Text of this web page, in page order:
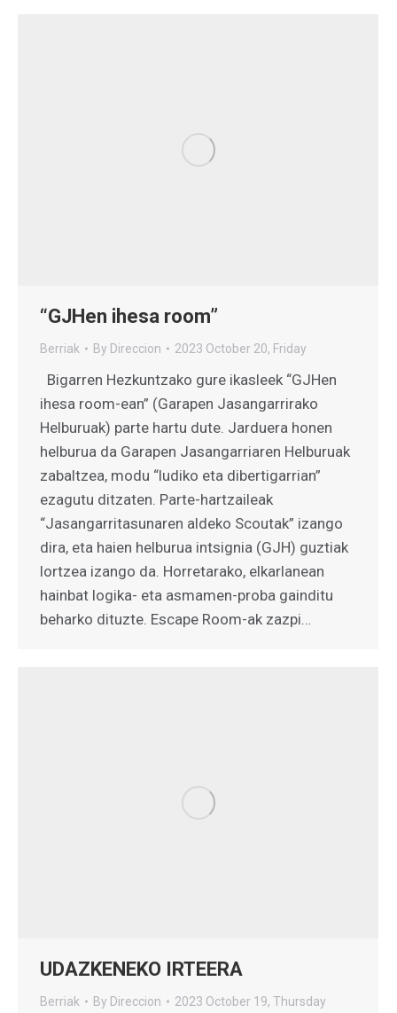
“GJHen ihesa room”
Berriak By Direccion 2023 October 20, Friday
Bigarren Hezkuntzako gure ikasleek “GJHen
ihesa room-ean” (Garapen Jasangarrirako
Helburuak) parte hartu dute. Jarduera honen
helburua da Garapen Jasangarriaren Helburuak
zabaltzea, modu “ludiko eta dibertigarrian”
ezagutu ditzaten. Parte-hartzaileak
“Jasangarritasunaren aldeko Scoutak” izango
dira, eta haien helburua intsignia (GJH) guztiak
lortzea izango da. Horretarako, elkarlanean
hainbat logika- eta asmamen-proba gainditu
beharko dituzte. Escape Room-ak zazpi…
UDAZKENEKO IRTEERA
Berriak By Direccion 2023 October 19, Thursday